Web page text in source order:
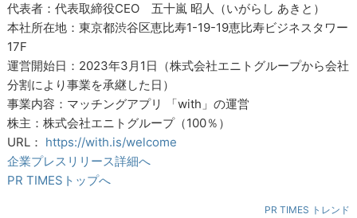
代表者：代表取締役CEO 五十嵐 昭人（いがらし あきと）
本社所在地：東京都渋谷区恵比寿1-19-19恵比寿ビジネスタワー
17F
運営開始日：2023年3月1日（株式会社エニトグループから会社
分割により事業を承継した日）
事業内容：マッチングアプリ 「with」の運営
株主：株式会社エニトグループ（100％）
URL： https://with.is/welcome
企業プレスリリース詳細へ
PR TIMESトップへ
PR TIMES トレンド